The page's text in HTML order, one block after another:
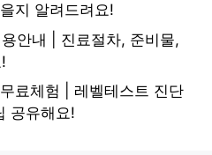
지 알려드려요!
안내 | 진료절차, 준비물,
료체험 | 레벨테스트 진단
공유해요!